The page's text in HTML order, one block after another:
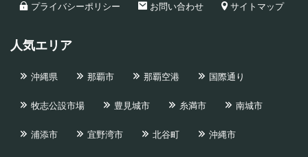
プライバシーポリシー お問い合わせ サイトマップ
人気エリア
沖縄県 那覇市 那覇空港 国際通り
牧志公設市場 豊見城市 糸満市 南城市
浦添市 宜野湾市 北谷町 沖縄市